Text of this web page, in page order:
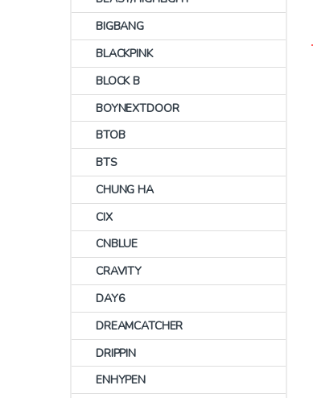
BIGBANG
BLACKPINK
BLOCK B
BOYNEXTDOOR
BTOB
BTS
CHUNG HA
CIX
CNBLUE
CRAVITY
DAY6
DREAMCATCHER
DRIPPIN
ENHYPEN